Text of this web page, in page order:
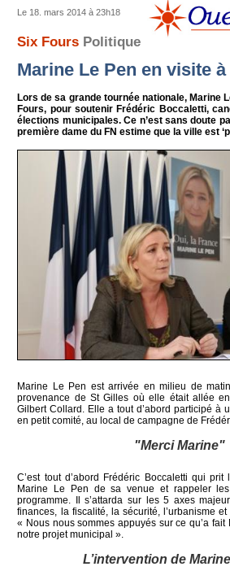
Le 18. mars 2014 à 23h18
Six Fours Politique
Marine Le Pen en visite
Lors de sa grande tournée nationale, Marine
Fours, pour soutenir Frédéric Boccaletti,
élections municipales. Ce n’est sans doute
première dame du FN estime que la ville est
Marine Le Pen est arrivée en milieu de
provenance de St Gilles où elle était allée
Gilbert Collard. Elle a tout d’abord participé à
en petit comité, au local de campagne de
"Merci Marine"
C’est tout d’abord Frédéric Boccaletti qui
Marine Le Pen de sa venue et rappeler
programme. Il s’attarda sur les 5 axes
finances, la fiscalité, la sécurité, l’urbanisme
« Nous nous sommes appuyés sur ce qu’a
notre projet municipal ».
L’intervention de